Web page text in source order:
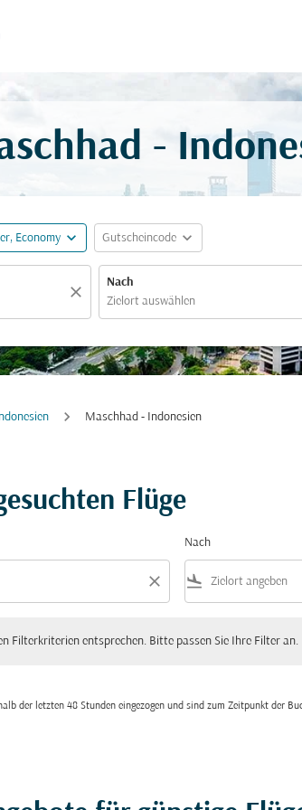
-
Economy expand_more Gutscheincode expand_more
close
Nach
Maschhad - Indonesien
Flüge
close
Nach
flight_land
Filterkriterien entsprechen. Bitte passen Sie Ihre Filter an.
der letzten 48 Stunden eingezogen und sind zum Zeitpunkt der